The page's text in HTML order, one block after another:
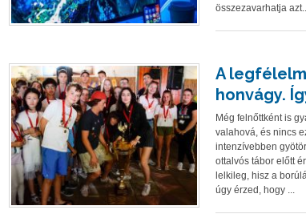
összezavarhatja
A
honvágy.
Még felnőttként is
valahová, és nincs
intenzívebben
ottalvós tábor előtt
lelkileg, hisz a
úgy érzed, hogy ...